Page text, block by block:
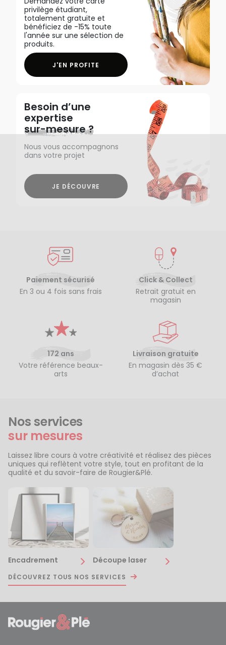
privilège étudiant,
totalement gratuite et
bénéficiez de -15% toute
l'année sur une sélection de
produits.
J'EN PROFITE
Besoin d’une
expertise
sur-mesure ?
Nous vous accompagnons
dans votre projet
JE DÉCOUVRE
Paiement sécurisé
En 3 ou 4 fois sans frais
Click & Collect
Retrait gratuit en
magasin
172 ans
Votre référence beaux-
arts
Livraison gratuite
En magasin dès 35 €
d’achat
Nos services
sur mesures
Laissez libre cours à votre créativité et réalisez des pièces
uniques qui reflètent votre style, tout en profitant de la
qualité et du savoir-faire de Rougier&Plé.
Encadrement Découpe laser
DÉCOUVREZ TOUS NOS SERVICES